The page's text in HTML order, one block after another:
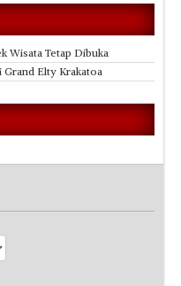
Wisata Tetap Dibuka
Elty Krakatoa